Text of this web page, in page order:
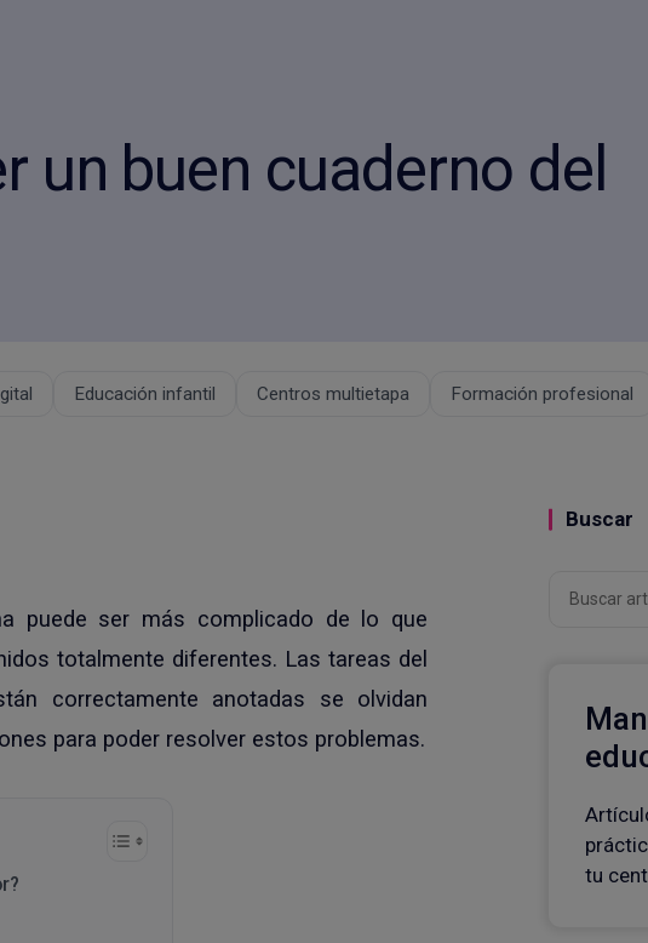
un buen cuaderno del
Educación infantil Centros multietapa Formación profesional
puede ser más complicado de lo que
totalmente diferentes. Las tareas del
correctamente anotadas se olvidan
para poder resolver estos problemas.
Buscar
tu